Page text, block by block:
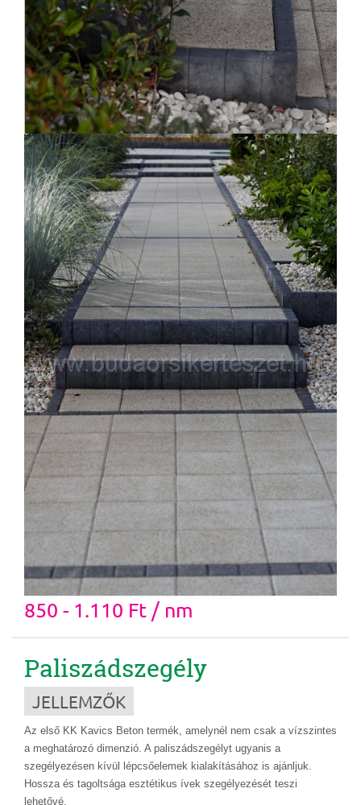
850 - 1.110 Ft / nm
Paliszádszegély
JELLEMZŐK
Az első KK Kavics Beton termék, amelynél nem csak a vízszintes
a meghatározó dimenzió. A paliszádszegélyt ugyanis a
szegélyezésen kívül lépcsőelemek kialakításához is ajánljuk.
Hossza és tagoltsága esztétikus ívek szegélyezését teszi
lehetővé.